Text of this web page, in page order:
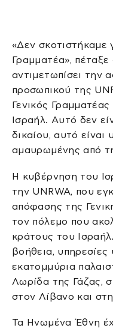
«Δεν σκοτιστήκαμε
Γραμματέα»,
αντιμετωπίσει την
προσωπικού της
Γενικός Γραμματέας
Ισραήλ. Αυτό δεν
δικαίου, αυτό
αμαυρωμένης από
Η κυβέρνηση του
την UNRWA, που
απόφασης της
τον πόλεμο που
κράτους του
βοήθεια, υπηρεσίες
εκατομμύρια
Λωρίδα της Γάζας,
στον Λίβανο και
Τα Ηνωμένα Έθνη